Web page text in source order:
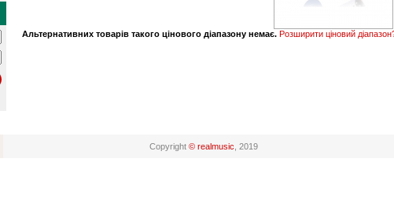
Альтернативних товарів такого цінового діапазону немає. Розширити ціновий
Copyright © realmusic , 2019